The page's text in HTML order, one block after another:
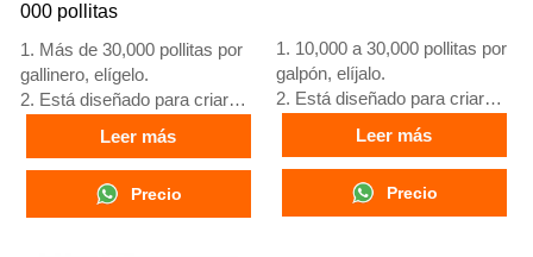
000 pollitas
1. Más de 30,000 pollitas por
gallinero, elígelo.
2. Está diseñado para criar
pollitas mayores de 1 día
hasta gallinas de 12 a 16
semanas que comienzan a
poner huevos.
3. Su vida útil es de más de
Leer más
Precio
1. 10,000 a 30,000 pollitas por
galpón, elíjalo.
2. Está diseñado para criar
pollitas mayores de 1 día
hasta gallinas de 12 a 16
semanas que comienzan a
poner huevos.
3. Su vida útil es de más de
Leer más
Precio